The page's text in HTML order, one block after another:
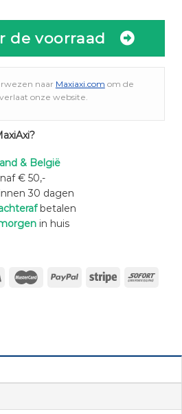
de voorraad
naar Maxiaxi.com om de
onze website.
& België
€ 50,-
30 dagen
betalen
in huis